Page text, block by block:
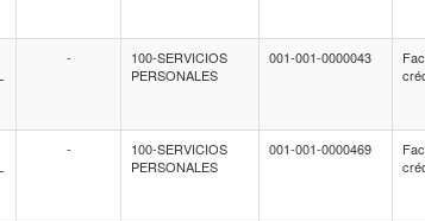
-
100-SERVICIOS
PERSONALES
001-001-0000043
-
100-SERVICIOS
PERSONALES
001-001-0000469